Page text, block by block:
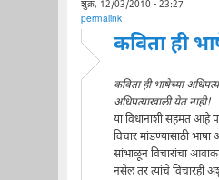
शुक्र, 12/03/2010 - 23:27
permalink
कविता ही
कविता ही भाषेच्या
अधिपत्याखाली येत नाही!
या विधानाशी सहमत आहे
विचार मांडण्यासाठी
सांभाळून विचारांचा
नसेल तर त्यांचे विचारही